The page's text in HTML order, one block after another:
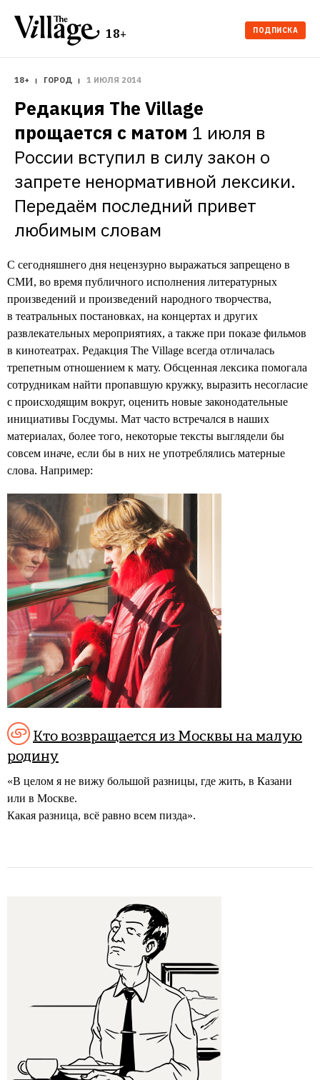
18+ ПОДПИСКА
18+ ГОРОД 1 ИЮЛЯ 2014
Редакция The Village
прощается с матом 1 июля в
России вступил в силу закон о
запрете ненормативной лексики.
Передаём последний привет
любимым словам
С сегодняшнего дня нецензурно выражаться запрещено в
СМИ, во время публичного исполнения литературных
произведений и произведений народного творчества,
в театральных постановках, на концертах и других
развлекательных мероприятиях, а также при показе фильмов
в кинотеатрах. Редакция The Village всегда отличалась
трепетным отношением к мату. Обсценная лексика помогала
сотрудникам найти пропавшую кружку, выразить несогласие
с происходящим вокруг, оценить новые законодательные
инициативы Госдумы. Мат часто встречался в наших
материалах, более того, некоторые тексты выглядели бы
совсем иначе, если бы в них не употреблялись матерные
слова. Например:
Кто возвращается из Москвы на малую
родину
«В целом я не вижу большой разницы, где жить, в Казани
или в Москве.
Какая разница, всё равно всем пизда».